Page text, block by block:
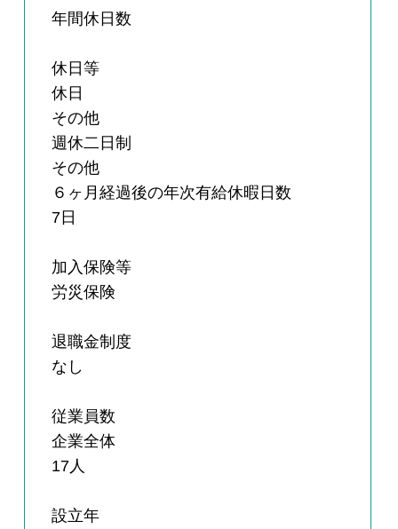
年間休日数
休日等
休日
その他
週休二日制
その他
６ヶ月経過後の年次有給休暇日数
7日
加入保険等
労災保険
退職金制度
なし
従業員数
企業全体
17人
設立年